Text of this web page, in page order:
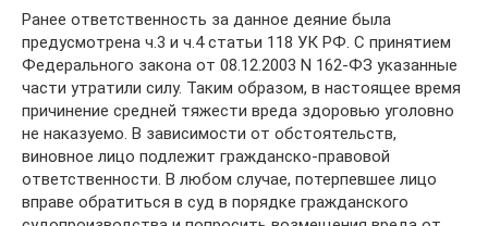
Ранее ответственность за данное деяние была
предусмотрена ч.3 и ч.4 статьи 118 УК РФ. С принятием
Федерального закона от 08.12.2003 N 162-ФЗ указанные
части утратили силу. Таким образом, в настоящее время
причинение средней тяжести вреда здоровью уголовно
не наказуемо. В зависимости от обстоятельств,
виновное лицо подлежит гражданско-правовой
ответственности. В любом случае, потерпевшее лицо
вправе обратиться в суд в порядке гражданского